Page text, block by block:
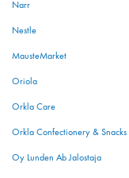
Narr
Nestle
MausteMarket
Oriola
Orkla Care
Orkla Confectionery & Snacks
Oy Lunden Ab Jalostaja